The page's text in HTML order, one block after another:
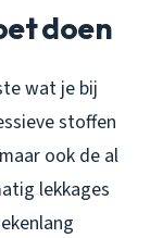
doen
wat je bij
stoffen
ook de al
lekkages